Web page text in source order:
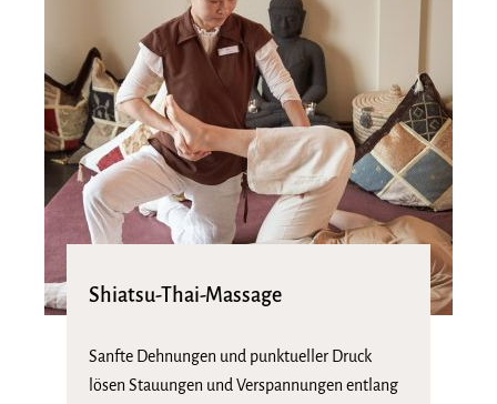
Shiatsu-Thai-Massage
Sanfte Dehnungen und punktueller Druck
lösen Stauungen und Verspannungen entlang